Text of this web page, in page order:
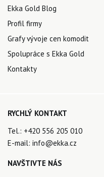
Ekka Gold Blog
Profil firmy
Grafy vývoje cen komodit
Spolupráce s Ekka Gold
Kontakty
RYCHLÝ KONTAKT
Tel.: +420 556 205 010
E-mail: info@ekka.cz
NAVŠTIVTE NÁS